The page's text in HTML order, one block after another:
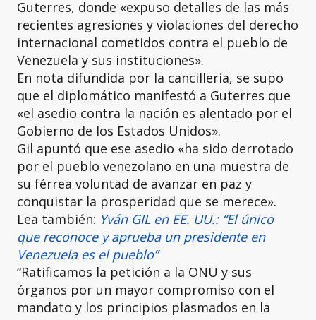
Guterres, donde «expuso detalles de las más
recientes agresiones y violaciones del derecho
internacional cometidos contra el pueblo de
Venezuela y sus instituciones».
En nota difundida por la cancillería, se supo
que el diplomático manifestó a Guterres que
«el asedio contra la nación es alentado por el
Gobierno de los Estados Unidos».
Gil apuntó que ese asedio «ha sido derrotado
por el pueblo venezolano en una muestra de
su férrea voluntad de avanzar en paz y
conquistar la prosperidad que se merece».
Lea también: Yván GIL en EE. UU.: “El único
que reconoce y aprueba un presidente en
Venezuela es el pueblo”
“Ratificamos la petición a la ONU y sus
órganos por un mayor compromiso con el
mandato y los principios plasmados en la